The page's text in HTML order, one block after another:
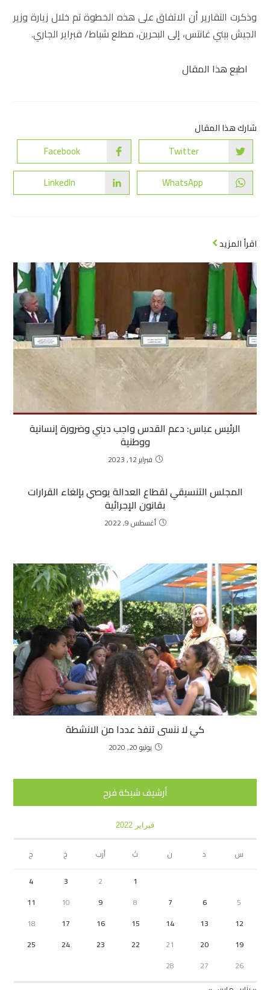
وذكرت التقارير أن الاتفاق على هذه الخطوة تم خلال زيارة وزير
الجيش بيني غانتس، إلى البحرين، مطلع شباط/ فبراير الجاري.
اطبع هذا المقال
شارك هذا المقال
Twitter
Facebook
WhatsApp
LinkedIn
اقرأ المزيد
الرئيس عباس: دعم القدس واجب ديني وضرورة إنسانية
ووطنية
فبراير 12, 2023
المجلس التنسيقي لقطاع العدالة يوصي بإلغاء القرارات
بقانون الإجرائية
أغسطس 9, 2022
كي لا ننسى تنفذ عددا من الانشطة
يونيو 20, 2020
أرشيف شبكة فرح
فبراير 2022
س د ن ث أرب خ
ج
1
2
3
4
5
6
7
8
9
10
11
12
13
14
15
16
17
18
19
20
21
22
23
24
25
26
27
28